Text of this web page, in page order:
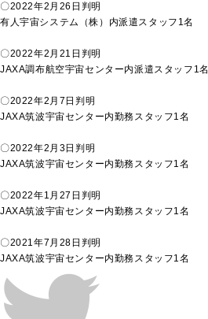
〇2022年2月26日判明
有人宇宙システム（株）内派遣スタッフ1名
〇2022年2月21日判明
JAXA調布航空宇宙センター内派遣スタッフ1名
〇2022年2月7日判明
JAXA筑波宇宙センター内勤務スタッフ1名
〇2022年2月3日判明
JAXA筑波宇宙センター内勤務スタッフ1名
〇2022年1月27日判明
JAXA筑波宇宙センター内勤務スタッフ1名
〇2021年7月28日判明
JAXA筑波宇宙センター内勤務スタッフ1名